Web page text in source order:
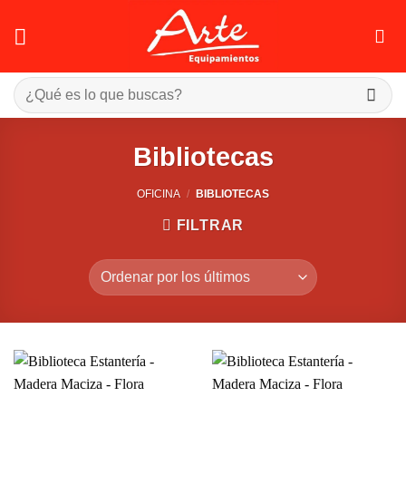
Buscar
por:
Bibliotecas
OFICINA / BIBLIOTECAS
FILTRAR